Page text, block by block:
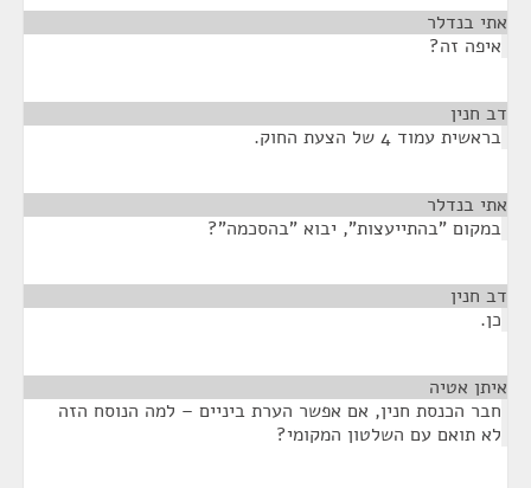
אתי בנדלר
איפה זה?
דב חנין
בראשית עמוד 4 של הצעת החוק.
אתי בנדלר
במקום "בהתייעצות", יבוא "בהסכמה"?
דב חנין
כן.
איתן אטיה
חבר הכנסת חנין, אם אפשר הערת ביניים – למה הנוסח הזה
לא תואם עם השלטון המקומי?